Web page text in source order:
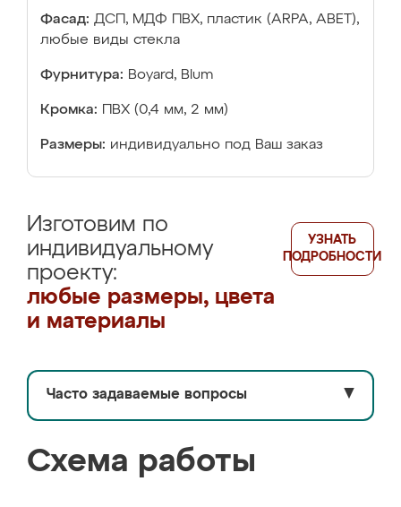
Фасад: ДСП, МДФ ПВХ, пластик (ARPA, ABET),
любые виды стекла
Фурнитура: Boyard, Blum
Кромка: ПВХ (0,4 мм, 2 мм)
Размеры: индивидуально под Ваш заказ
Изготовим по
индивидуальному
проекту:
любые размеры, цвета
и материалы
УЗНАТЬ
ПОДРОБНОСТИ
Часто задаваемые вопросы ▼
Схема работы